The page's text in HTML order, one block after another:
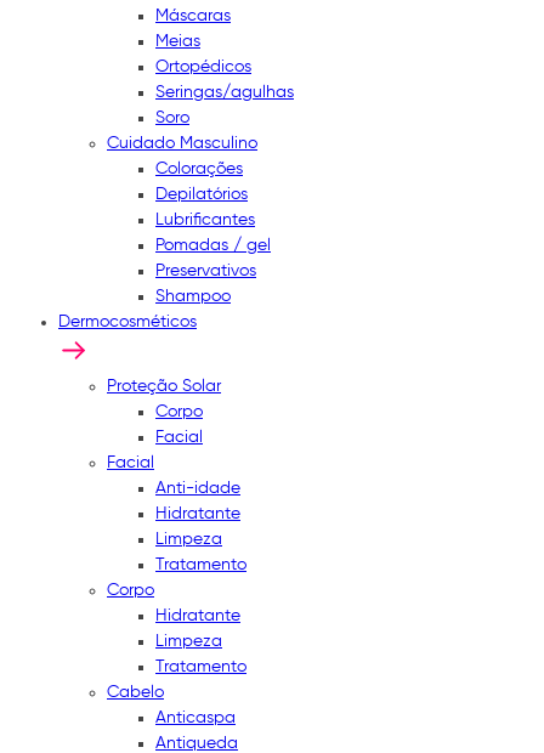
Máscaras
Meias
Ortopédicos
Seringas/agulhas
Soro
Cuidado Masculino
Colorações
Depilatórios
Lubrificantes
Pomadas / gel
Preservativos
Shampoo
Dermocosméticos
Proteção Solar
Corpo
Facial
Facial
Anti-idade
Hidratante
Limpeza
Tratamento
Corpo
Hidratante
Limpeza
Tratamento
Cabelo
Anticaspa
Antiqueda